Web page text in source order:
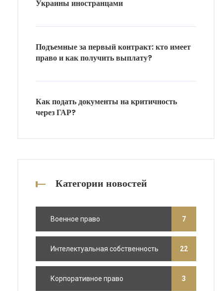
Украины иностранцами
Подъемные за первый контракт: кто имеет
право и как получить выплату?
Как подать документы на критичность
через ГАР?
Категории новостей
Военное право 7
Интелектуальная собственность 22
Корпоративное право 3